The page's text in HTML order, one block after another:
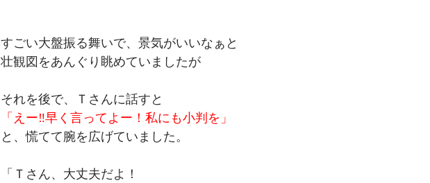
すごい大盤振る舞いで、景気がいいなぁと
壮観図をあんぐり眺めていましたが
それを後で、Ｔさんに話すと
「えー‼️早く言ってよー！私にも小判を」
と、慌てて腕を広げていました。
「Ｔさん、大丈夫だよ！